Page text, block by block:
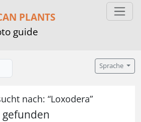
PLANTS
guide
Sprache
nach: “Loxodera”
gefunden